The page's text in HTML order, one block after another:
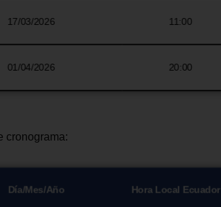
17/03/2026 11:00
01/04/2026 20:00
cronograma:
Día/Mes/Año Hora Local Ecuador